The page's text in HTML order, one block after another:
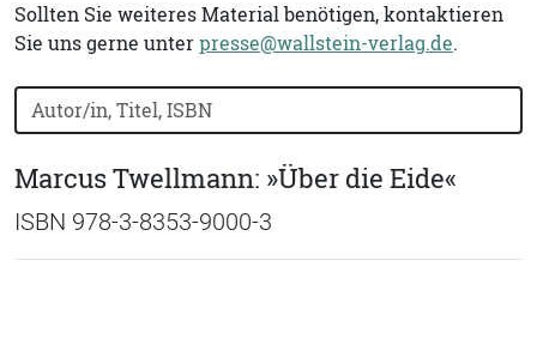
Sollten Sie weiteres Material benötigen, kontaktieren
Sie uns gerne unterpresse@wallstein-verlag.de.
Bücher nach Buchtitel, Autorennamen oder ISBN
Marcus Twellmann: »Über die Eide«
ISBN 978-3-8353-9000-3